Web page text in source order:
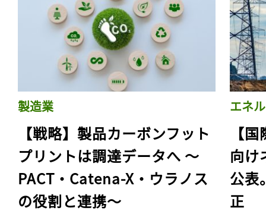
製造業
【戦略】製品カーボンフット
プリントは調達データへ 〜
PACT・Catena-X・ウラノス
の役割と連携〜
エネ
【
向け
公表
正